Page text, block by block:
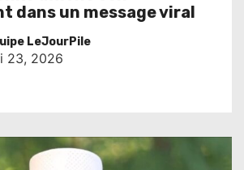
dans un message viral
LeJourPile
23, 2026